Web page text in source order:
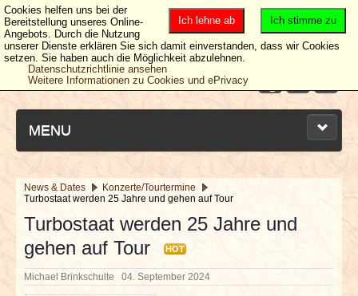
MENU
NEUESTE ARTIKEL
NEWS & DATES
BERICHTE
News & Dates
Konzerte/Tourtermine
Turbostaat werden 25 Jahre und gehen auf Tour
Turbostaat werden 25 Jahre und
gehen auf Tour
HOT
Michael Brinkschulte 04. September 2024
Ich stimme zu
Ich lehne ab
Cookies helfen uns bei der
Bereitstellung unseres Online-
Angebots. Durch die Nutzung
unserer Dienste erklären Sie sich damit einverstanden, dass wir Cookies
setzen. Sie haben auch die Möglichkeit abzulehnen.
Datenschutzrichtlinie ansehen
Weitere Informationen zu Cookies und ePrivacy